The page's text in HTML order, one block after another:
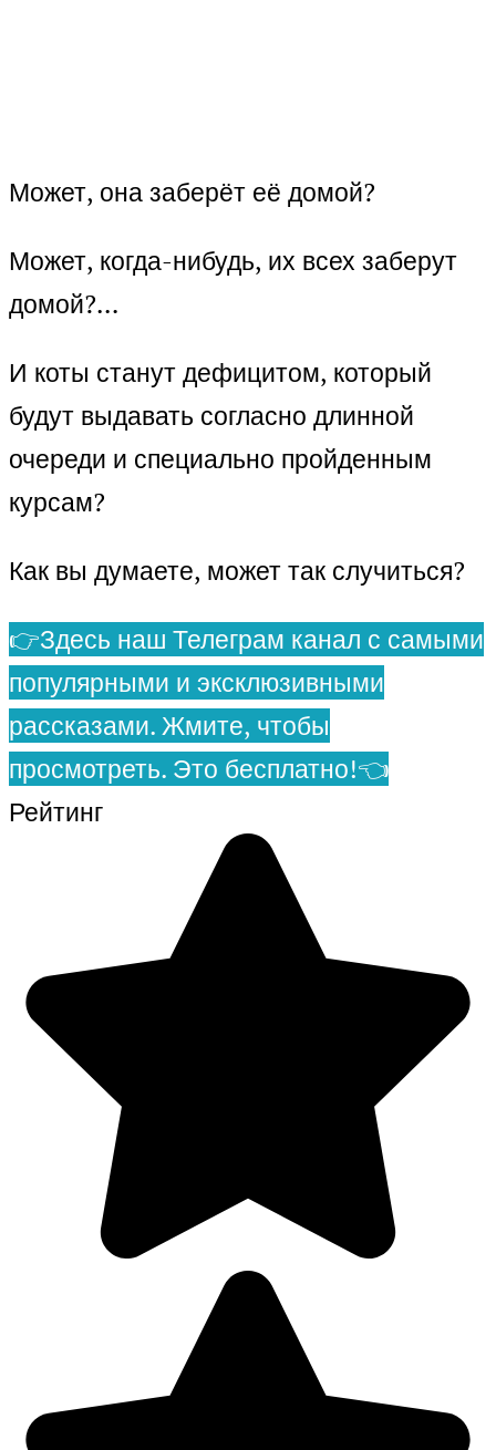
Может, она заберёт её домой?
Может, когда-нибудь, их всех заберут
домой?…
И коты станут дефицитом, который
будут выдавать согласно длинной
очереди и специально пройденным
курсам?
Как вы думаете, может так случиться?
👉Здесь наш Телеграм канал с самыми
популярными и эксклюзивными
рассказами. Жмите, чтобы
просмотреть. Это бесплатно!👈
Рейтинг